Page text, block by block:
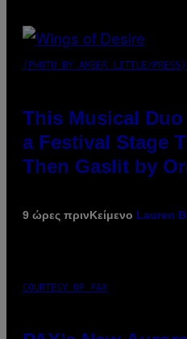
(PHOTO BY AMBER LITTLE/PRESS)
This Musical
a Festival Stage
Then Gaslit by
9 ώρες πρινΚείμενο Lauren
COURTESY OF PAX